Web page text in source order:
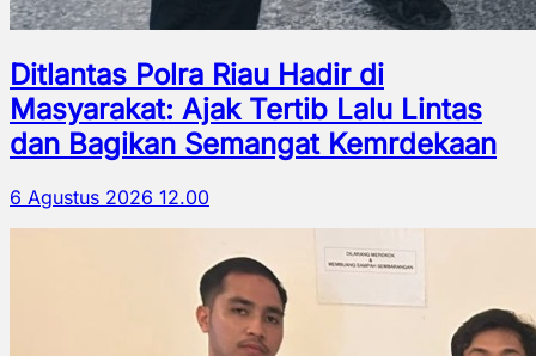
Ditlantas Polra Riau Hadir di
Masyarakat: Ajak Tertib Lalu Lintas
dan Bagikan Semangat Kemrdekaan
6 Agustus 2026 12.00